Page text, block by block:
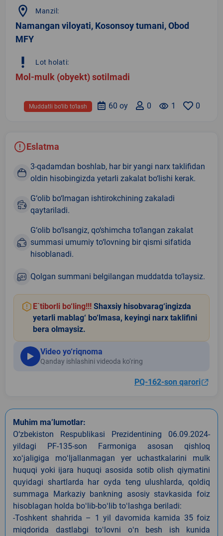
location_on Manzil:
Namangan viloyati, Kosonsoy tumani, Obod
MFY
priority_high Lot holati:
Mol-mulk (obyekt) sotilmadi
0
remove_red_eye 1
0
60 oy
Muddatli bo‘lib to‘lash
Eslatma
3-qadamdan boshlab, har bir yangi narx taklifidan
oldin hisobingizda yetarli zakalat bo‘lishi kerak.
G‘olib bo‘lmagan ishtirokchining zakaladi
qaytariladi.
G‘olib bo‘lsangiz, qo‘shimcha to‘langan zakalat
summasi umumiy to‘lovning bir qismi sifatida
hisoblanadi.
Qolgan summani belgilangan muddatda to‘laysiz.
E`tiborli bo‘ling!!! Shaxsiy hisobvarag‘ingizda
yetarli mablag‘ bo‘lmasa, keyingi narx taklifini
bera olmaysiz.
Video yo‘riqnoma
Qanday ishlashini videoda ko‘ring
PQ-162-son qarori
Muhim ma’lumotlar:
O‘zbekiston Respublikasi Prezidentining 06.09.2024-
yildagi PF-135-son Farmoniga asosan qishloq
xoʻjaligiga moʻljallanmagan yer uchastkalarini mulk
huquqi yoki ijara huquqi asosida sotib olish qiymatini
quyidagi shartlarda har oyda teng ulushlarda, qoldiq
summaga Markaziy bankning asosiy stavkasida foiz
hisoblagan holda boʻlib-boʻlib toʻlashga beriladi:
-Toshkent shahrida – 1 yil davomida kamida 35 foiz
miqdorida dastlabgi toʻlovni oʻn besh ish kunida